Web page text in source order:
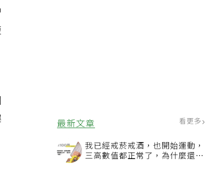
最新文章 看更多
我已經戒菸戒酒，也開始運動，
三高數值都正常了，為什麼還不